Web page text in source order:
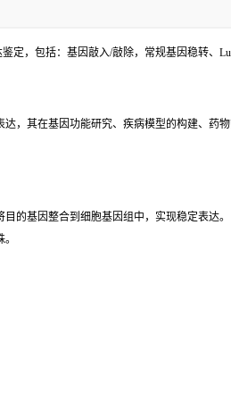
，包括：基因敲入/敲除，常规基因稳转、
，其在基因功能研究、疾病模型的构建、药
的基因整合到细胞基因组中，实现稳定表达。